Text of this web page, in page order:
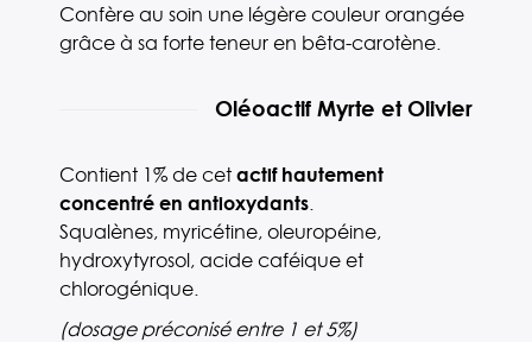
Confère au soin une légère couleur orangée
grâce à sa forte teneur en bêta-carotène.
Oléoactif Myrte et Olivier
Contient 1% de cetactif hautement
concentré en antioxydants
Squalènes, myricétine, oleuropéine,
hydroxytyrosol, acide caféique et
chlorogénique.
(dosage préconisé entre 1 et 5%)